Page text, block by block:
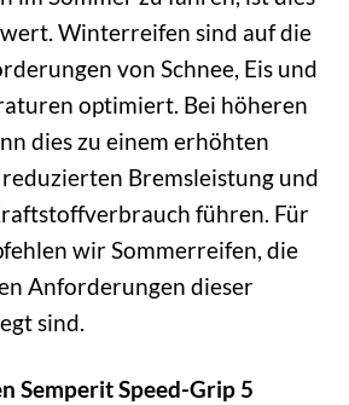
Winterreifen sind auf die
von Schnee, Eis und
optimiert. Bei höheren
dies zu einem erhöhten
Bremsleistung und
führen. Für
wir Sommerreifen, die
Anforderungen dieser
sind.
Semperit Speed-Grip 5